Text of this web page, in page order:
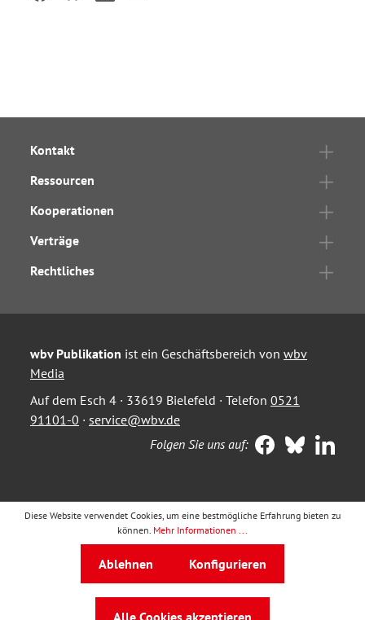
Kontakt
Ressourcen
Kooperationen
Verträge
Rechtliches
wbv Publikation ist ein Geschäftsbereich von wbv
Media
Auf dem Esch 4 · 33619 Bielefeld · Telefon 0521
91101-0 · service@wbv.de
Folgen Sie uns auf:
Diese Website verwendet Cookies, um eine bestmögliche Erfahrung bieten zu
können. Mehr Informationen ...
Ablehnen Konfigurieren
Alle Cookies akzeptieren